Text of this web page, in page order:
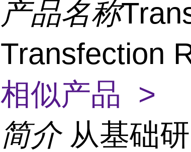
产品名称
Transfection
相似产品 >
简介 从基础